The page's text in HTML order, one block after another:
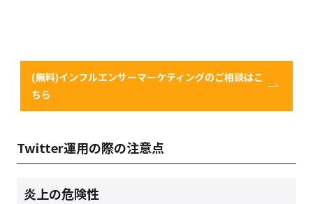
(無料)インフルエンサーマーケティングのご相談はこ
ちら
Twitter運用の際の注意点
炎上の危険性